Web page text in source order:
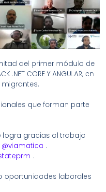
del primer módulo de
.NET CORE Y ANGULAR, en
que forman parte
logra gracias al trabajo
@viamatica .
.
oportunidades laborales